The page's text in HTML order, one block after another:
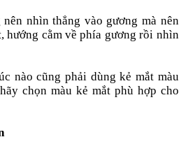
nhìn thẳng vào gương mà nên
hướng cằm về phía gương rồi nhìn
nào cũng phải dùng kẻ mắt màu
chọn màu kẻ mắt phù hợp cho